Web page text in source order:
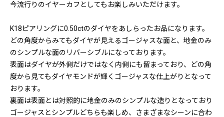
今流行りのイヤーカフとしてもお楽しみいただけます。
K18ピアリングに0.50ctのダイヤをあしらったお品になります。
どの角度からみてもダイヤが見えるゴージャスな面と、地金のみ
のシンプルな面のリバーシブルになっております。
表面はダイヤが外側だけではなく内側にも留まっており、どの角
度から見てもダイヤモンドが輝くゴージャスな仕上がりとなって
おります。
裏面は表面とは対照的に地金のみのシンプルな造りとなっており
ゴージャスとシンプルどちらも楽しめ、さまざまなシーンに合わ